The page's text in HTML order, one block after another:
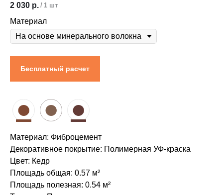
2 030 р. / 1 шт
Материал
Бесплатный расчет
● ● ●
Материал: Фиброцемент
Декоративное покрытие: Полимерная УФ-краска
Цвет: Кедр
Площадь общая: 0.57 м²
Площадь полезная: 0.54 м²